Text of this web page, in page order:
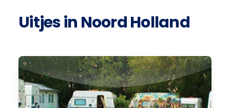
Uitjes in Noord Holland